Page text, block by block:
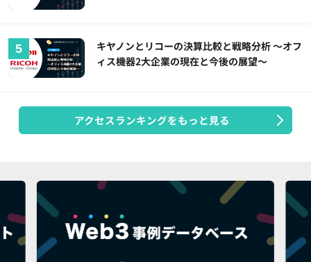
キヤノンとリコーの決算比較と戦略分析 ～オフ
ィス機器2大企業の現在と今後の展望～
アクセスランキングをもっと見る